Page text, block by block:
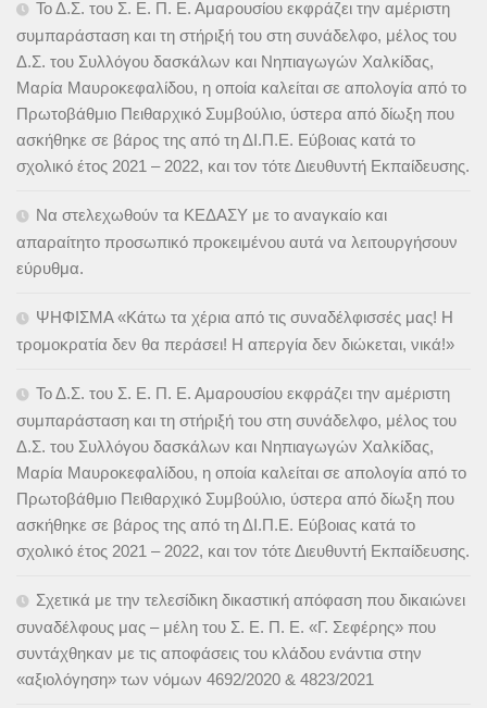
Το Δ.Σ. του Σ. Ε. Π. Ε. Αμαρουσίου εκφράζει την αμέριστη
συμπαράσταση και τη στήριξή του στη συνάδελφο, μέλος του
Δ.Σ. του Συλλόγου δασκάλων και Νηπιαγωγών Χαλκίδας,
Μαρία Μαυροκεφαλίδου, η οποία καλείται σε απολογία από το
Πρωτοβάθμιο Πειθαρχικό Συμβούλιο, ύστερα από δίωξη που
ασκήθηκε σε βάρος της από τη ΔΙ.Π.Ε. Εύβοιας κατά το
σχολικό έτος 2021 – 2022, και τον τότε Διευθυντή Εκπαίδευσης.
Να στελεχωθούν τα ΚΕΔΑΣΥ με το αναγκαίο και
απαραίτητο προσωπικό προκειμένου αυτά να λειτουργήσουν
εύρυθμα.
ΨΗΦΙΣΜΑ «Κάτω τα χέρια από τις συναδέλφισσές μας! Η
τρομοκρατία δεν θα περάσει! Η απεργία δεν διώκεται, νικά!»
Το Δ.Σ. του Σ. Ε. Π. Ε. Αμαρουσίου εκφράζει την αμέριστη
συμπαράσταση και τη στήριξή του στη συνάδελφο, μέλος του
Δ.Σ. του Συλλόγου δασκάλων και Νηπιαγωγών Χαλκίδας,
Μαρία Μαυροκεφαλίδου, η οποία καλείται σε απολογία από το
Πρωτοβάθμιο Πειθαρχικό Συμβούλιο, ύστερα από δίωξη που
ασκήθηκε σε βάρος της από τη ΔΙ.Π.Ε. Εύβοιας κατά το
σχολικό έτος 2021 – 2022, και τον τότε Διευθυντή Εκπαίδευσης.
Σχετικά με την τελεσίδικη δικαστική απόφαση που δικαιώνει
συναδέλφους μας – μέλη του Σ. Ε. Π. Ε. «Γ. Σεφέρης» που
συντάχθηκαν με τις αποφάσεις του κλάδου ενάντια στην
«αξιολόγηση» των νόμων 4692/2020 & 4823/2021